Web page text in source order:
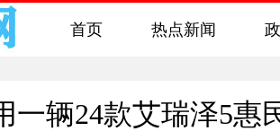
首页 热点新闻
一辆24款艾瑞泽5惠